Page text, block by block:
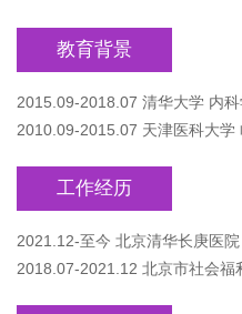
教育背景
2015.09-2018.07 清华大学 内
2010.09-2015.07 天津医科大学
工作经历
2021.12-至今 北京清华长庚医
2018.07-2021.12 北京市社会福